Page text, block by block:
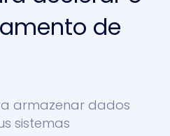
de
armazenar dados
sistemas